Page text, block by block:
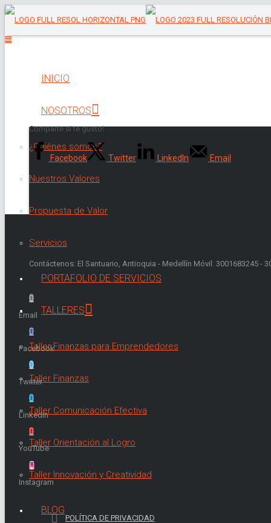
INICIO
NOSOTROS
¿Quiénes somos?
Nuestros Valores
Propuesta de Valor
Servicios
PORTAFOLIO DE SERVICIOS
TALLERES
Taller Finanzas para Emprendedores
Taller Finanzas
Taller Comunicación Efectiva
Taller Orientación al Logro
Taller Innovación y Creatividad
BLOG
Comparte si te gusto!
Facebook Twitter LinkedIn Email
Contáctenos: El Santuario, Antioquia - Medellín Móvil: 3001683245 -
Email
Facebook
Twitter
LinkedIn
YouTube
Instagram
POLÍTICA DE PRIVACIDAD